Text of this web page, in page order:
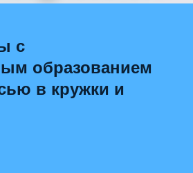
с
образованием
в кружки и